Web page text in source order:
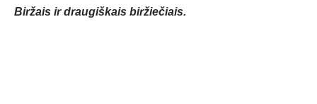
Biržais ir draugiškais biržiečiais.